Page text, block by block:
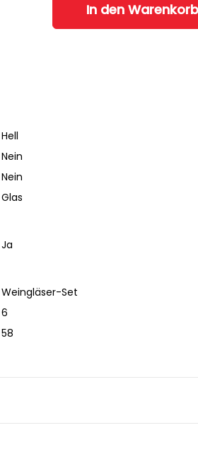
In den Warenkorb
Hell
Nein
Nein
Glas
Ja
Weingläser-Set
6
58